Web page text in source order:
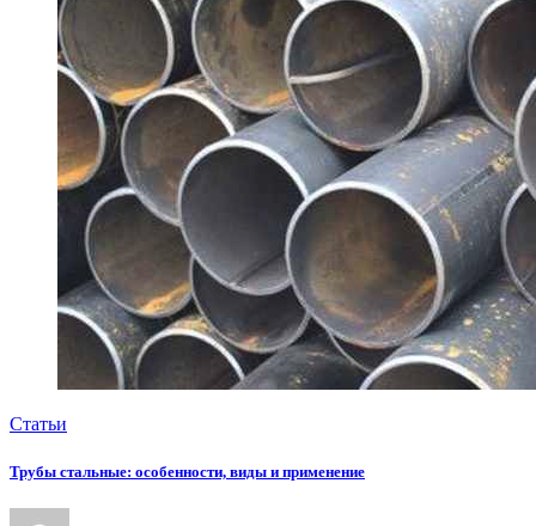
Статьи
Трубы стальные: особенности, виды и применение